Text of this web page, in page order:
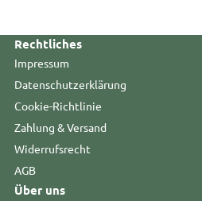
Rechtliches
Impressum
Datenschutzerklärung
Cookie-Richtlinie
Zahlung & Versand
Widerrufsrecht
AGB
Über uns